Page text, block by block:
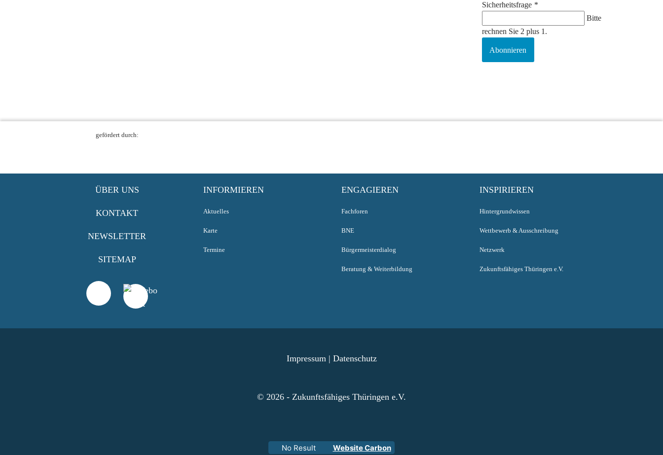
Sicherheitsfrage *
Bitte
rechnen Sie 2 plus 1.
Abonnieren
gefördert durch:
ÜBER UNS
KONTAKT
NEWSLETTER
SITEMAP
INFORMIEREN
Aktuelles
Karte
Termine
ENGAGIEREN
Fachforen
BNE
Bürgermeisterdialog
Beratung & Weiterbildung
INSPIRIEREN
Hintergrundwissen
Wettbewerb & Ausschreibung
Netzwerk
Zukunftsfähiges Thüringen e.V.
Impressum| Datenschutz
© 2026 - Zukunftsfähiges Thüringen e.V.
No Result Website Carbon